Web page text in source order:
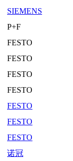
SIEMENS
P+F
FESTO
FESTO
FESTO
FESTO
FESTO
FESTO
FESTO
诺冠